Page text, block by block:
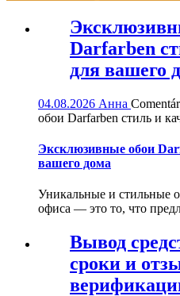
Darfarben
для вашего
04.08.2026 Анна
обои Darfarben стиль и
Эксклюзивные обои
вашего дома
Уникальные и стильные
офиса — это то, что
Вывод
сроки и